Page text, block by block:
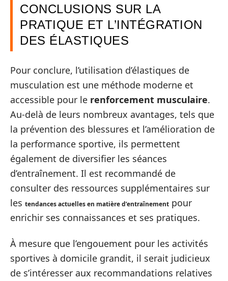
CONCLUSIONS SUR LA
PRATIQUE ET L’INTÉGRATION
DES ÉLASTIQUES
Pour conclure, l’utilisation d’élastiques de
musculation est une méthode moderne et
accessible pour le renforcement musculaire.
Au-delà de leurs nombreux avantages, tels que
la prévention des blessures et l’amélioration de
la performance sportive, ils permettent
également de diversifier les séances
d’entraînement. Il est recommandé de
consulter des ressources supplémentaires sur
les tendances actuelles en matière d’entraînement pour
enrichir ses connaissances et ses pratiques.
À mesure que l’engouement pour les activités
sportives à domicile grandit, il serait judicieux
de s’intéresser aux recommandations relatives